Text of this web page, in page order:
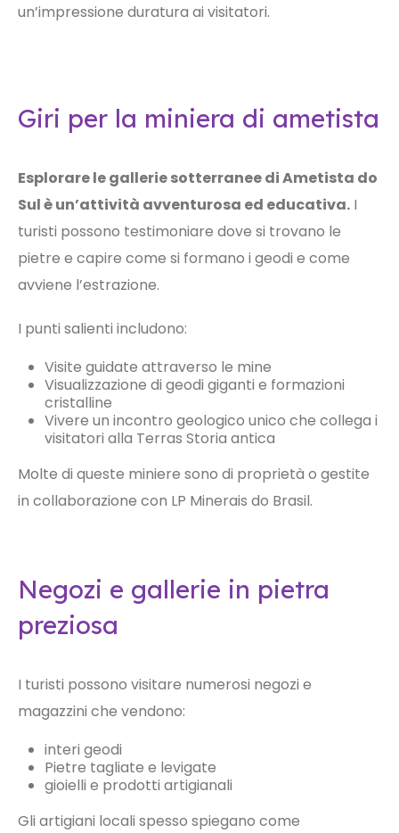
un’impressione duratura ai visitatori.
Giri per la miniera di ametista
Esplorare le gallerie sotterranee di Ametista do
Sul è un’attività avventurosa ed educativa. I
turisti possono testimoniare dove si trovano le
pietre e capire come si formano i geodi e come
avviene l’estrazione.
I punti salienti includono:
Visite guidate attraverso le mine
Visualizzazione di geodi giganti e formazioni
cristalline
Vivere un incontro geologico unico che collega i
visitatori alla Terras Storia antica
Molte di queste miniere sono di proprietà o gestite
in collaborazione con LP Minerais do Brasil.
Negozi e gallerie in pietra
preziosa
I turisti possono visitare numerosi negozi e
magazzini che vendono:
interi geodi
Pietre tagliate e levigate
gioielli e prodotti artigianali
Gli artigiani locali spesso spiegano come